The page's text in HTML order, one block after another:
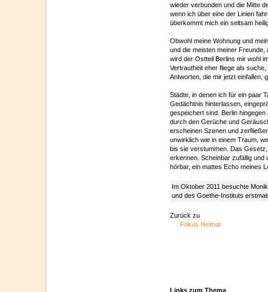
wieder verbunden und die Mitte
wenn ich über eine der Linien
überkommt mich ein seltsam
Obwohl meine Wohnung und
und die meisten meiner
wird der Ostteil Berlins mir wohl
Vertrautheit eher fliege als
Antworten, die mir jetzt einfallen,
Städte, in denen ich für ein paar
Gedächtnis hinterlassen,
gespeichert sind. Berlin
durch den Gerüche und
erscheinen Szenen und
unwirklich wie in einem Traum,
bis sie verstummen. Das
erkennen. Scheinbar zufällig
hörbar, ein mattes Echo meines
Im Oktober 2011 besuchte
und des Goethe-Instituts
Zurück zu
Fokus Heimat
Links zum Thema